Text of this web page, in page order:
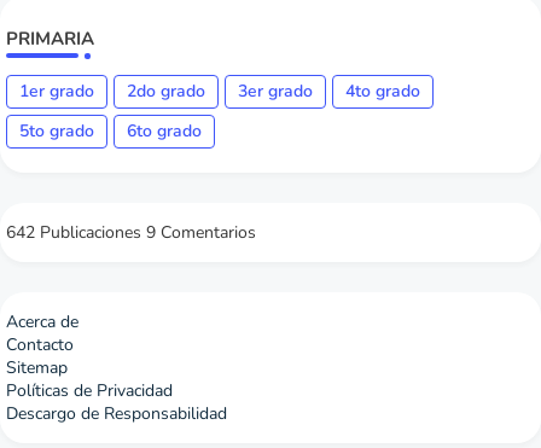
PRIMARIA
1er grado 2do grado 3er grado
4to grado
5to grado
6to grado
642 Publicaciones 9 Comentarios
Acerca de
Contacto
Sitemap
Políticas de Privacidad
Descargo de Responsabilidad